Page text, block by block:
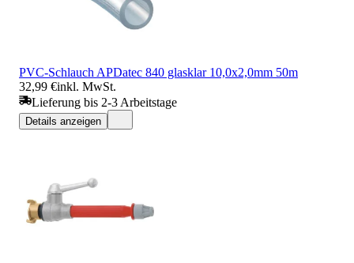
PVC-Schlauch APDatec 840 glasklar 10,0x2,0mm 50m
32,99 €inkl. MwSt.
Lieferung bis 2-3 Arbeitstage
Details anzeigen